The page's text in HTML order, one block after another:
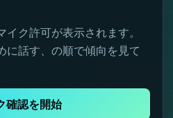
ク許可が表示されます。
に話す、の順で傾向を見て
確認を開始